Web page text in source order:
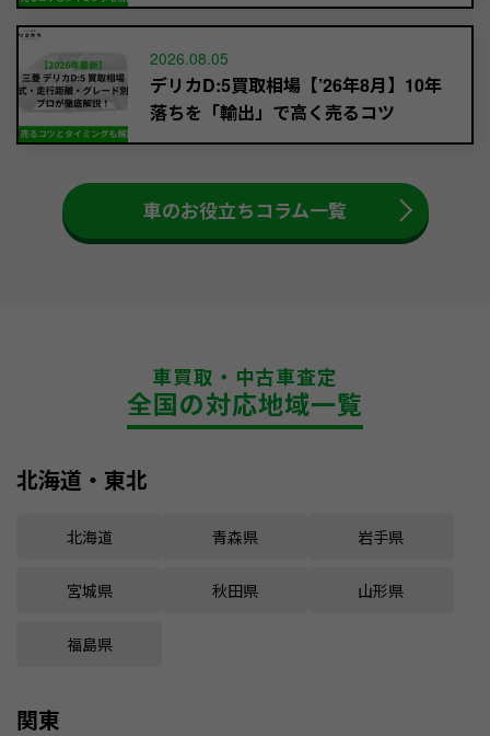
2026.08.05
デリカD:5買取相場【’26年8月】10年
落ちを「輸出」で高く売るコツ
車のお役立ちコラム一覧
車買取・中古車査定
全国の対応地域一覧
北海道・東北
北海道 青森県 岩手県
宮城県 秋田県 山形県
福島県
関東